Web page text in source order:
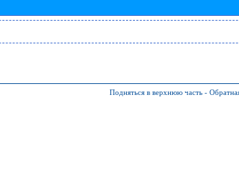
Подняться в верхнюю часть -